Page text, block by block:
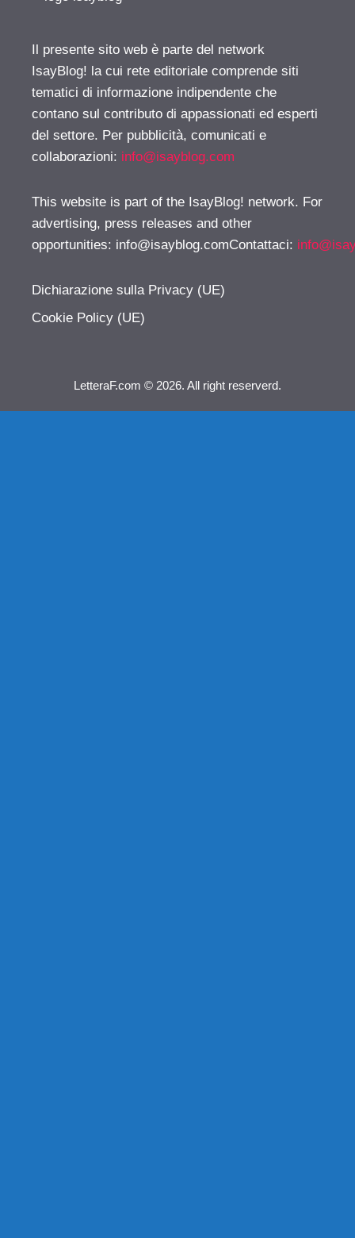
Il presente sito web è parte del network
IsayBlog! la cui rete editoriale comprende siti
tematici di informazione indipendente che
contano sul contributo di appassionati ed esperti
del settore. Per pubblicità, comunicati e
collaborazioni: info@isayblog.com
This website is part of the IsayBlog! network. For
advertising, press releases and other
opportunities: info@isayblog.comContattaci:
Dichiarazione sulla Privacy (UE)
Cookie Policy (UE)
LetteraF.com © 2026. All right reserverd.